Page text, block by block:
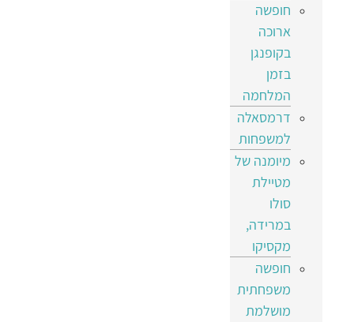
חופשה
ארוכה
בקופנגן
בזמן
המלחמה
דרמסאלה
למשפחות
מיומנה של
מטיילת
סולו
במרידה,
מקסיקו
חופשה
משפחתית
מושלמת